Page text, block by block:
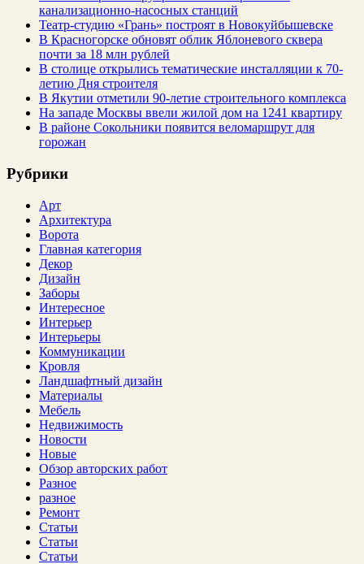
канализационно-насосных станций
Театр-студию «Грань» построят в Новокуйбышевске
В Красногорске обновят облик Яблоневого сквера
почти за 18 млн рублей
В столице открылись тематические инсталляции к 70-
летию Дня строителя
В Якутии отметили 90-летие строительного комплекса
На западе Москвы ввели жилой дом на 1241 квартиру
В районе Сокольники появится веломаршрут для
горожан
Рубрики
Арт
Архитектура
Ворота
Главная категория
Декор
Дизайн
Заборы
Интересное
Интерьер
Интерьеры
Коммуникации
Кровля
Ландшафтный дизайн
Материалы
Мебель
Недвижимость
Новости
Новые
Обзор авторских работ
Разное
разное
Ремонт
Статьи
Статьи
Статьи